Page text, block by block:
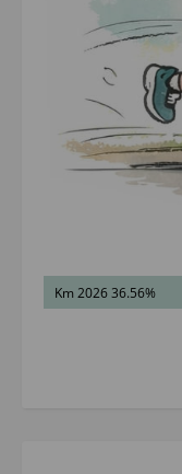
Km 2026 36.56%